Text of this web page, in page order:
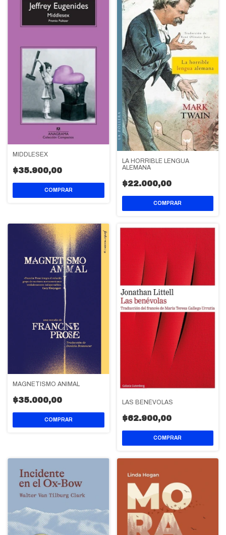
MIDDLESEX
$35.900,00
LA HORRIBLE LENGUA
ALEMANA
$22.000,00
MAGNETISMO ANIMAL
$35.000,00 LAS BENÉVOLAS
$62.900,00